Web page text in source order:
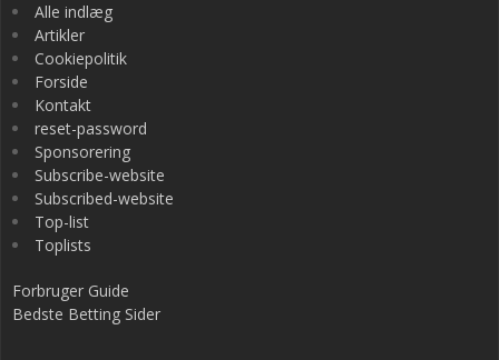
Alle indlæg
Artikler
Cookiepolitik
Forside
Kontakt
reset-password
Sponsorering
Subscribe-website
Subscribed-website
Top-list
Toplists
Forbruger Guide
Bedste Betting Sider